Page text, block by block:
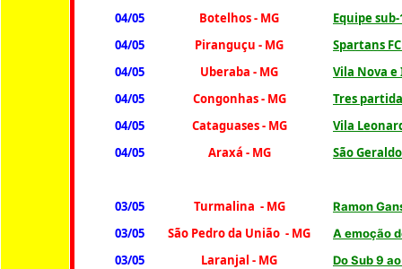
04/05
Botelhos - MG
Equipe
04/05
Piranguçu - MG
Spartans
04/05
Uberaba - MG
Vila Nova
04/05
Congonhas - MG
Tres
04/05
Cataguases - MG
Vila
04/05
Araxá - MG São
03/05 Turmalina - MG Ramon
03/05 São Pedro da União - MG A emoção
03/05 Laranjal - MG Do Sub 9